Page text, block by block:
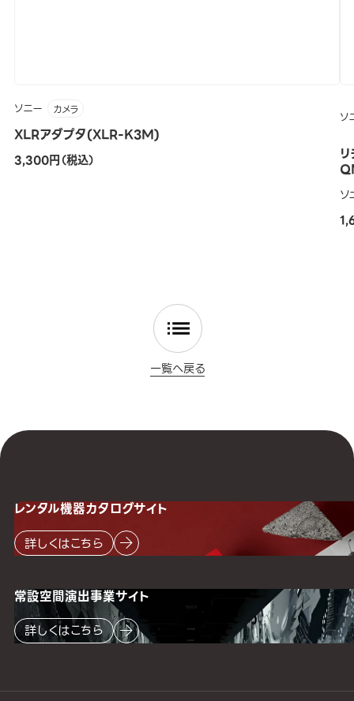
ソニー カメラ
XLRアダプタ(XLR-K3M)
3,300円（税込）
ソ
ソ
一覧へ戻る
レンタル機器カタログサイト
詳しくはこちら
常設空間演出事業サイト
詳しくはこちら